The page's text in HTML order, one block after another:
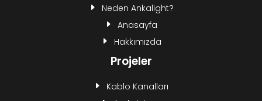
Neden Ankalight?
Anasayfa
Hakkımızda
Projeler
Kablo Kanalları